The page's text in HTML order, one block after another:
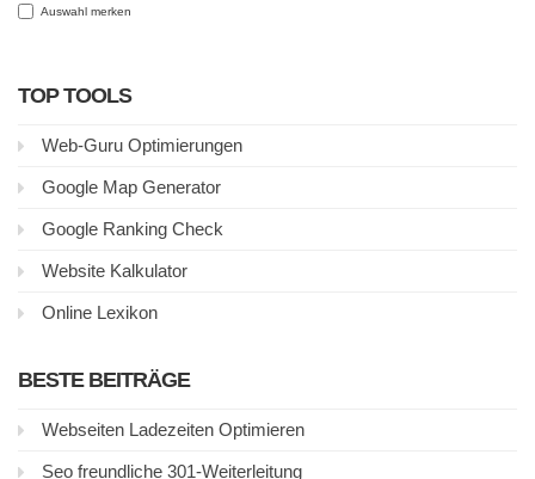
Auswahl merken
TOP TOOLS
Web-Guru Optimierungen
Google Map Generator
Google Ranking Check
Website Kalkulator
Online Lexikon
BESTE BEITRÄGE
Webseiten Ladezeiten Optimieren
Seo freundliche 301-Weiterleitung